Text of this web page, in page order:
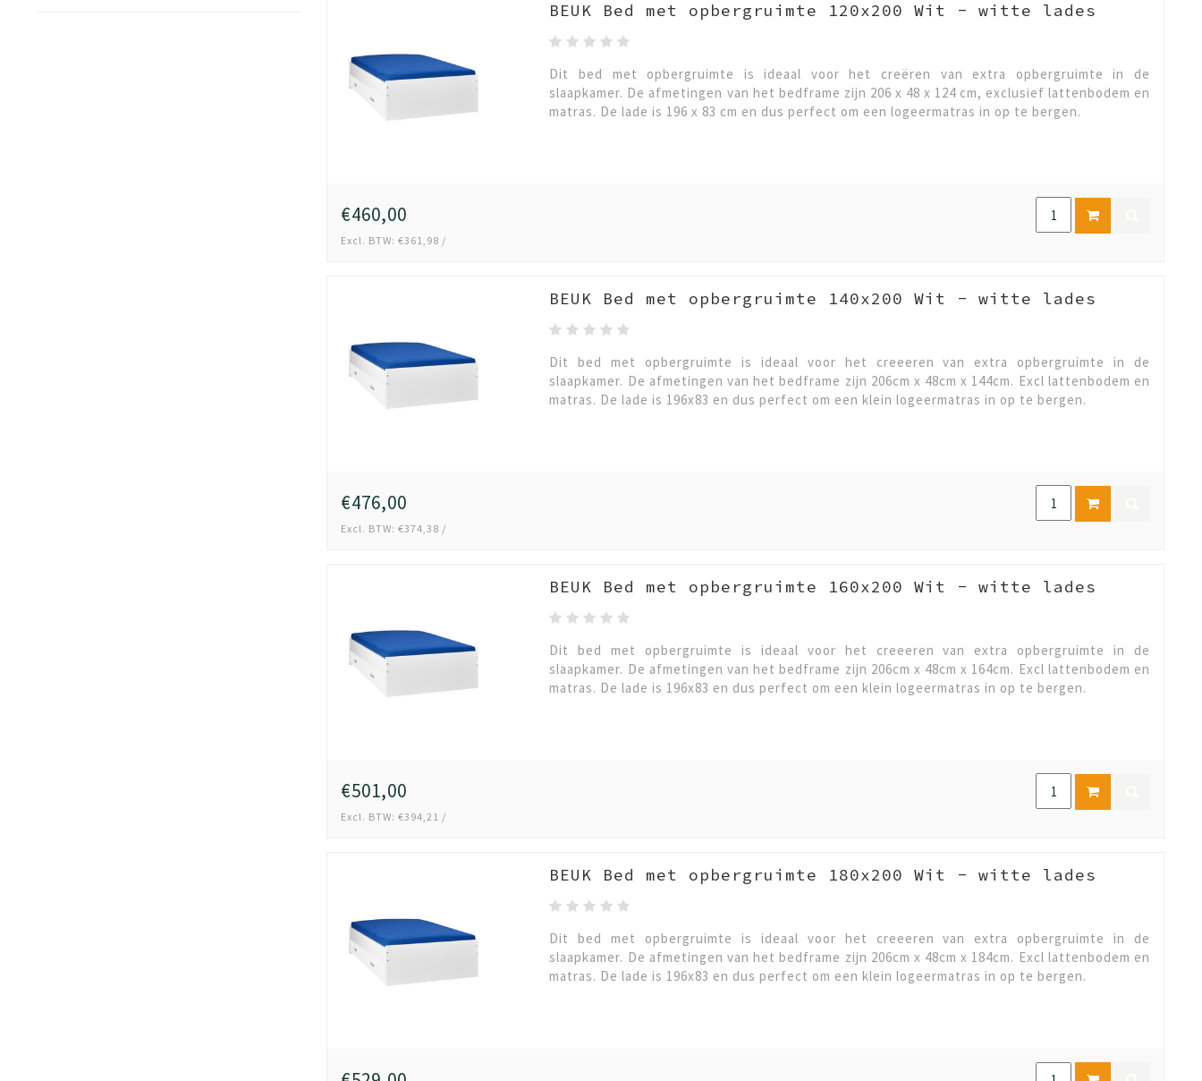
BEUK Bed met opbergruimte 120x200 Wit - witte lades
Dit bed met opbergruimte is ideaal voor het creëren van extra opbergruimte in de
slaapkamer. De afmetingen van het bedframe zijn 206 x 48 x 124 cm, exclusief lattenbodem en
matras. De lade is 196 x 83 cm en dus perfect om een logeermatras in op te bergen.
€460,00
Excl. BTW: €361,98 /
BEUK Bed met opbergruimte 140x200 Wit - witte lades
Dit bed met opbergruimte is ideaal voor het creeeren van extra opbergruimte in de
slaapkamer. De afmetingen van het bedframe zijn 206cm x 48cm x 144cm. Excl lattenbodem en
matras. De lade is 196x83 en dus perfect om een klein logeermatras in op te bergen.
€476,00
Excl. BTW: €374,38 /
BEUK Bed met opbergruimte 160x200 Wit - witte lades
Dit bed met opbergruimte is ideaal voor het creeeren van extra opbergruimte in de
slaapkamer. De afmetingen van het bedframe zijn 206cm x 48cm x 164cm. Excl lattenbodem en
matras. De lade is 196x83 en dus perfect om een klein logeermatras in op te bergen.
€501,00
Excl. BTW: €394,21 /
BEUK Bed met opbergruimte 180x200 Wit - witte lades
Dit bed met opbergruimte is ideaal voor het creeeren van extra opbergruimte in de
slaapkamer. De afmetingen van het bedframe zijn 206cm x 48cm x 184cm. Excl lattenbodem en
matras. De lade is 196x83 en dus perfect om een klein logeermatras in op te bergen.